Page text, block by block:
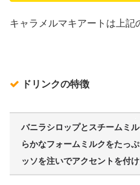
キャラメルマキアートは上記
ドリンクの特徴
バニラシロップとスチームミ
らかなフォームミルクをたっ
ッソを注いでアクセントを付